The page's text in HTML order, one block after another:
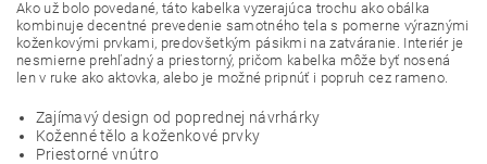
Ako už bolo povedané, táto kabelka vyzerajúca trochu ako obálka
kombinuje decentné prevedenie samotného tela s pomerne výraznými
koženkovými prvkami, predovšetkým pásikmi na zatváranie. Interiér je
nesmierne prehľadný a priestorný, pričom kabelka môže byť nosená
len v ruke ako aktovka, alebo je možné pripnúť i popruh cez rameno.
Zajímavý design od poprednej návrhárky
Koženné tělo a koženkové prvky
Priestorné vnútro